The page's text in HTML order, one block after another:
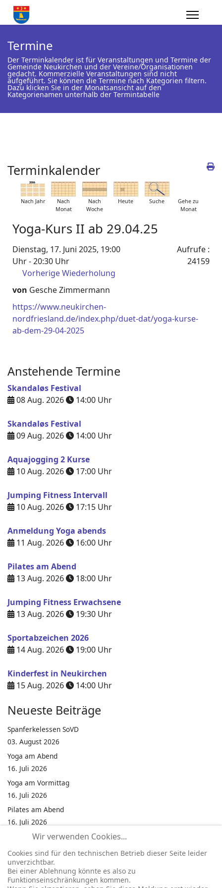
Termine
Der Terminkalender ist für Veranstaltungen und Termine der
Gemeinde Neukirchen und der Vereine/Organisationen
gedacht. Kommerzielle Veranstaltungen sind nicht
aufgeführt. Sie können die Termine nach Kategorien filtern.
Dazu klicken Sie in der Monatsansicht auf den
Kategorienamen unterhalb der Termintabelle
Terminkalender
Nach Jahr
Nach
Monat
Nach
Woche
Heute Suche
Gehe zu
Monat
Yoga-Kurs II ab 29.04.25
Dienstag, 17. Juni 2025, 19:00
Uhr - 20:30 Uhr
Vorherige Wiederholung
Aufrufe :
24159
von Gesche Zimmermann
https://www.neukirchen-
nordfriesland.de/index.php/duet-dat/yoga-kurse-
ab-dem-29-04-2025
Anstehende Termine
Skandaløs Festival
08 Aug. 2026
14:00 Uhr
Skandaløs Festival
09 Aug. 2026
14:00 Uhr
Aquajogging 2 Kurse
10 Aug. 2026
17:00 Uhr
Jumping Fitness Intervall
10 Aug. 2026
17:15 Uhr
Anmeldung Yoga abends
11 Aug. 2026
16:00 Uhr
Pilates am Abend
13 Aug. 2026
18:00 Uhr
Jumping Fitness Erwachsene
13 Aug. 2026
19:30 Uhr
Sportabzeichen 2026
14 Aug. 2026
19:00 Uhr
Kinderfest in Neukirchen
15 Aug. 2026
14:00 Uhr
Neueste Beiträge
Spanferkelessen SoVD
03. August 2026
Yoga am Abend
16. Juli 2026
Yoga am Vormittag
16. Juli 2026
Pilates am Abend
16. Juli 2026
Jumping Fitness Intervall
16. Juli 2026
Jumping Fitness Erwachsene
16. Juli 2026
Wir verwenden Cookies...
Cookies sind für den technischen Betrieb dieser Seite leider
unverzichtbar.
Bei einer Ablehnung könnte es also zu
Funktionseinschränkungen kommen.